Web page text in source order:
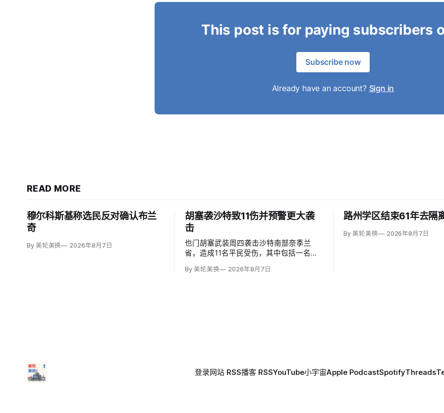
This post is for paying subscribers
Subscribe now
Already have an account? Sign in
READ MORE
穆尔科斯基称选民反对确认布兰
奇
By 美轮美换 2026年8月7日
胡塞袭沙特致11伤并预警更大袭
击
也门胡塞武装周四袭击沙特南部奈季兰
省，造成11名平民受伤，其中包括一名二
图尔基·马利基（Turki al-Maliki）指控胡塞
By 美轮美换 2026年8月7日
路州学区结束61年去隔
By 美轮美换 2026年8月7日
登录网站 RSS播客 RSSYouTube小宇宙Apple PodcastSpotifyThreads